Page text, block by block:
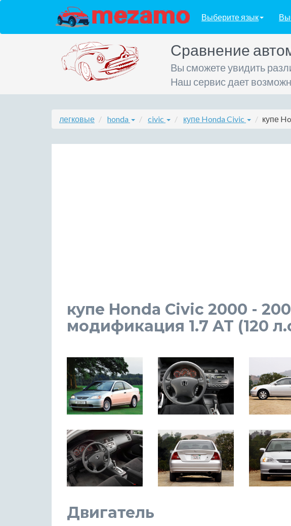
Выберите язык
Сравнение
Вы сможете увидить
Наш сервис дает
легковые honda civic купе Honda Civic купе
купе Honda Civic 2000 -
модификация 1.7 AT (120
Двигатель